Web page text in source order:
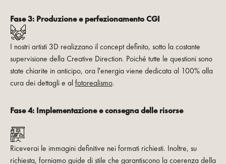
Fase 3: Produzione e perfezionamento CGI
I nostri artisti 3D realizzano il concept definito, sotto la costante
supervisione della Creative Direction. Poiché tutte le questioni sono
state chiarite in anticipo, ora l'energia viene dedicata al 100% alla
cura dei dettagli e al fotorealismo.
Fase 4: Implementazione e consegna delle risorse
Riceverai le immagini definitive nei formati richiesti. Inoltre, su
richiesta, forniamo guide di stile che garantiscono la coerenza della